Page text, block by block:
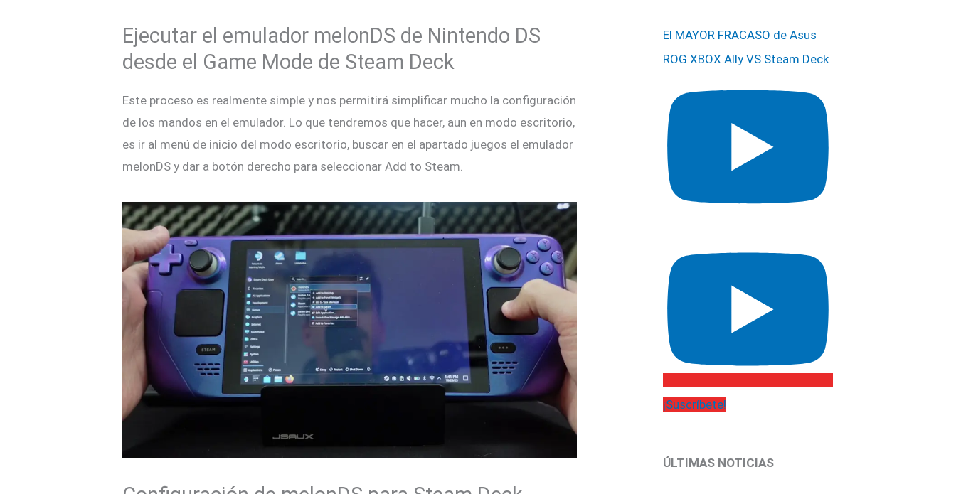
Ejecutar el emulador melonDS de Nintendo DS
desde el Game Mode de Steam Deck
Este proceso es realmente simple y nos permitirá simplificar mucho la configuración
de los mandos en el emulador. Lo que tendremos que hacer, aun en modo escritorio,
es ir al menú de inicio del modo escritorio, buscar en el apartado juegos el emulador
melonDS y dar a botón derecho para seleccionar Add to Steam.
El MAYOR FRACASO de Asus
ROG XBOX Ally VS Steam Deck
¡Suscríbete!
ÚLTIMAS NOTICIAS